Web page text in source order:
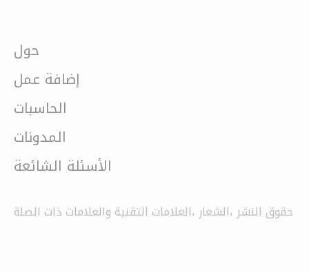
حول
إضافة عمل
الحاسبات
المدونات
الأسئلة الشائعة
حقوق النشر ،الشعار ،العلامات التقنية والعلامات ذات الصلة